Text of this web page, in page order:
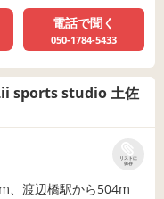
電話で聞く
050-1784-5433
sports studio 土佐
リストに
保存
、渡辺橋駅から504m